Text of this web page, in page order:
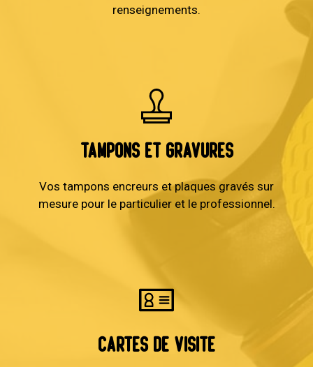
renseignements.
Tampons et Gravures
Vos tampons encreurs et plaques gravés sur
mesure pour le particulier et le professionnel.
Cartes de visite